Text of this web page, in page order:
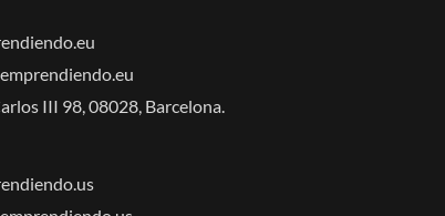
III 98, 08028, Barcelona.